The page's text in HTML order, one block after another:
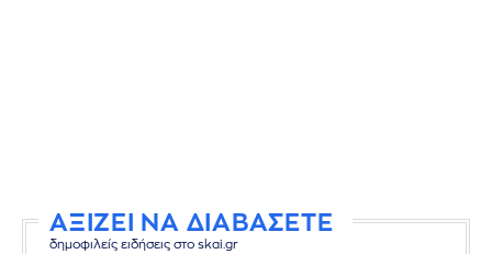
ΑΞΙΖΕΙ ΝΑ ΔΙΑΒΑΣΕΤΕ
δημοφιλείς ειδήσεις στο skai.gr